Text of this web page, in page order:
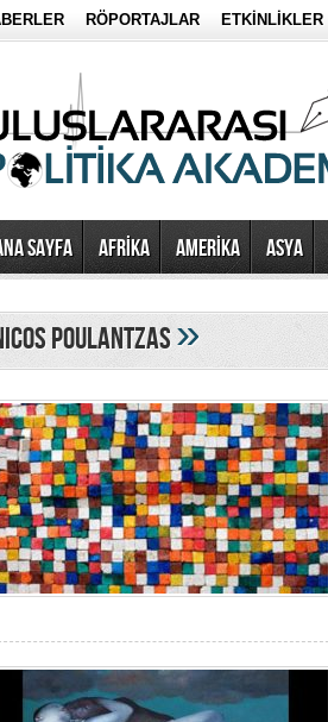
RÖPORTAJLAR ETKİNLİKLER
Sayfa AFRİKA AMERİKA ASYA
Poulantzas»